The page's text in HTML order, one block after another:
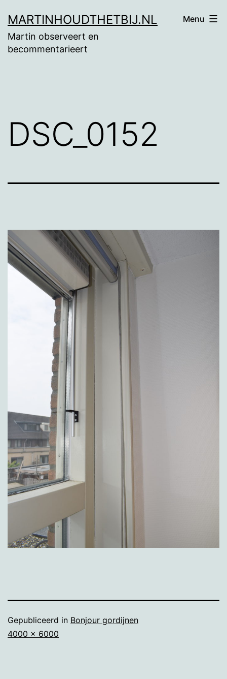
naar
de
MARTINHOUDTHETBIJ.NL
Martin observeert en
becommentarieert
Menu
DSC_0152
Gepubliceerd in Bonjour gordijnen
Volledige
4000 × 6000